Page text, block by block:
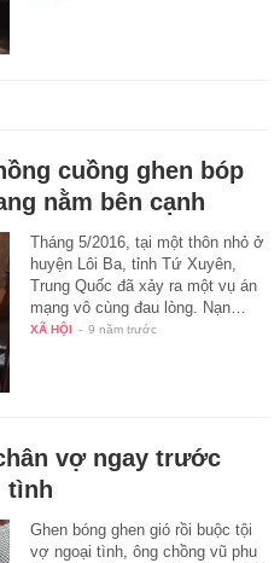
cuồng ghen bóp
nằm bên cạnh
Tháng 5/2016, tại một thôn nhỏ ở
huyện Lôi Ba, tỉnh Tứ Xuyên,
Trung Quốc đã xảy ra một vụ án
mạng vô cùng đau lòng. Nạn…
XÃ HỘI - 9 năm trước
vợ ngay trước
tình
Ghen bóng ghen gió rồi buộc tội
vợ ngoại tình, ông chồng vũ phu